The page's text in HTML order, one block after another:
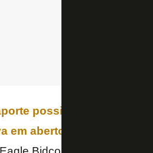
possibilitou o
em aberto